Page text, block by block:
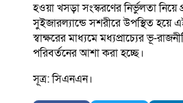
হওয়া খসড়া সংস্করণের নির্ভুলতা
সুইজারল্যান্ডে সশরীরে উপস্থিত হয়ে
স্বাক্ষরের মাধ্যমে মধ্যপ্রাচ্যের ভূ-
পরিবর্তনের আশা করা হচ্ছে।
সূত্র: সিএনএন।